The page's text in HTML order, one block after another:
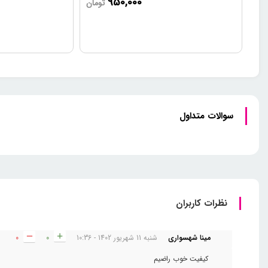
تومان
سوالات متداول
نظرات کاربران
مینا شهسواری شنبه 11 شهریور 1402 - 10:36
کیفیت خوب راضیم